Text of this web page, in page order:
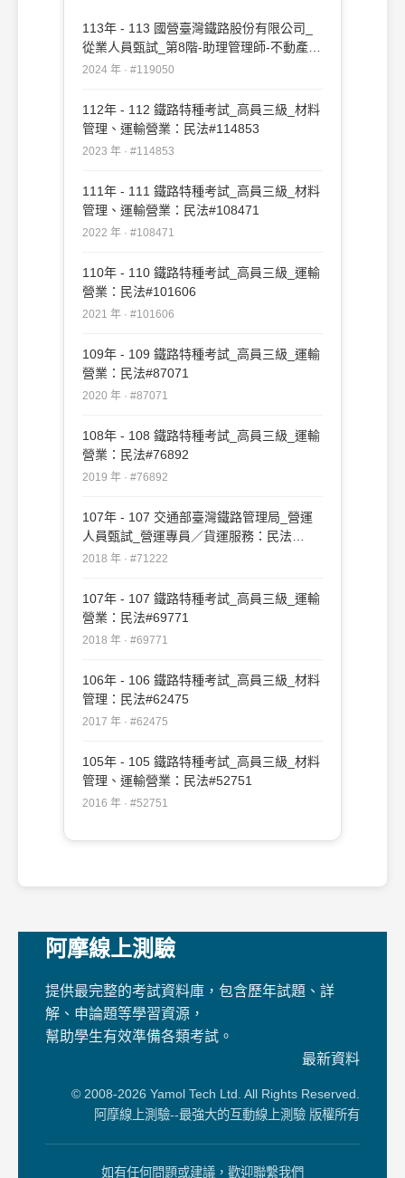
113年 - 113 國營臺灣鐵路股份有限公司_
從業人員甄試_第8階-助理管理師-不動產經
營、法務：民法#119050
2024 年 · #119050
112年 - 112 鐵路特種考試_高員三級_材料
管理、運輸營業：民法#114853
2023 年 · #114853
111年 - 111 鐵路特種考試_高員三級_材料
管理、運輸營業：民法#108471
2022 年 · #108471
110年 - 110 鐵路特種考試_高員三級_運輸
營業：民法#101606
2021 年 · #101606
109年 - 109 鐵路特種考試_高員三級_運輸
營業：民法#87071
2020 年 · #87071
108年 - 108 鐵路特種考試_高員三級_運輸
營業：民法#76892
2019 年 · #76892
107年 - 107 交通部臺灣鐵路管理局_營運
人員甄試_營運專員／貨運服務：民法
#71222
2018 年 · #71222
107年 - 107 鐵路特種考試_高員三級_運輸
營業：民法#69771
2018 年 · #69771
106年 - 106 鐵路特種考試_高員三級_材料
管理：民法#62475
2017 年 · #62475
105年 - 105 鐵路特種考試_高員三級_材料
管理、運輸營業：民法#52751
2016 年 · #52751
阿摩線上測驗
提供最完整的考試資料庫，包含歷年試題、詳
解、申論題等學習資源，
幫助學生有效準備各類考試。
最新資料
© 2008-2026 Yamol Tech Ltd. All Rights Reserved.
阿摩線上測驗--最強大的互動線上測驗 版權所有
如有任何問題或建議，歡迎聯繫我們